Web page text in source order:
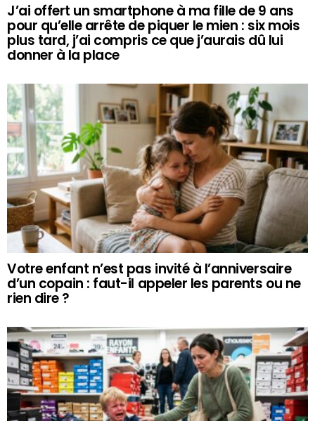
J’ai offert un smartphone à ma fille de 9 ans
pour qu’elle arrête de piquer le mien : six mois
plus tard, j’ai compris ce que j’aurais dû lui
donner à la place
Votre enfant n’est pas invité à l’anniversaire
d’un copain : faut-il appeler les parents ou ne
rien dire ?